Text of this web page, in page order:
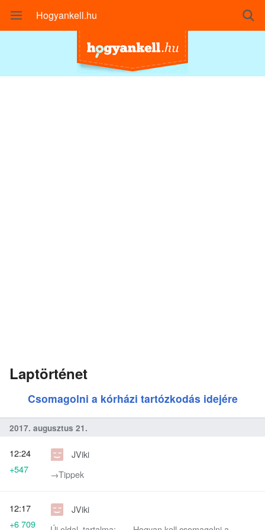
Hogyankell.hu
Laptörténet
Csomagolni a kórházi tartózkodás idejére
2017. augusztus 21.
JViki
→‎Tippek
12:24
+547
JViki
12:17
+6 709